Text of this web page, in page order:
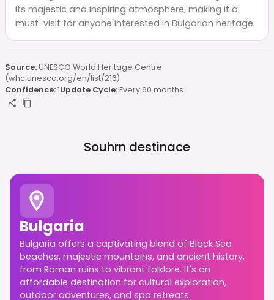
its majestic and inspiring atmosphere, making it a
must-visit for anyone interested in Bulgarian heritage.
Source:UNESCO World Heritage Centre
(whc.unesco.org/en/list/216)
Confidence:1Update Cycle:Every 60 months
Souhrn destinace
Bulgaria
Bulgaria offers a captivating blend of Black Sea
beaches, majestic mountains, and ancient history,
from Roman ruins to vibrant folklore. It's an
affordable destination for cultural exploration,
outdoor adventures, and spa retreats.